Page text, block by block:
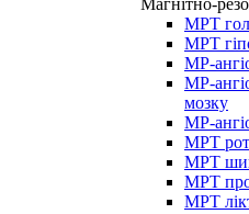
Магнітно-
МРТ
МРТ
МР-
МР-
мозку
МР-
МРТ
МРТ
МРТ
МРТ